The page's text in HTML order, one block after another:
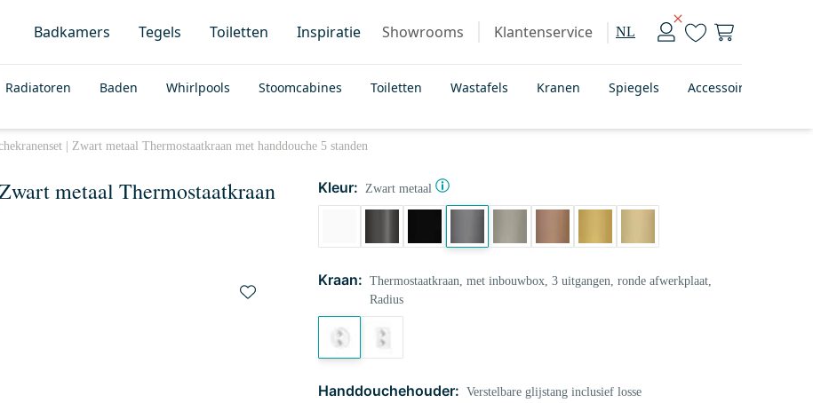
Badkamers Tegels Toiletten Inspiratie Showrooms Klantenservice NL
Radiatoren Baden Whirlpools Stoomcabines Toiletten Wastafels Kranen Spiegels Accessoires
| Zwart metaal Thermostaatkraan met handdouche 5 standen
metaal Thermostaatkraan
Kleur: Zwart metaal
Kraan: Thermostaatkraan, met inbouwbox, 3 uitgangen, ronde afwerkplaat,
Radius
Handdouchehouder: Verstelbare glijstang inclusief losse